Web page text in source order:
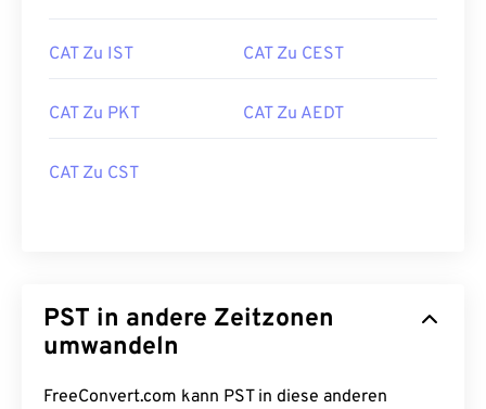
CAT Zu IST CAT Zu CEST
CAT Zu PKT CAT Zu AEDT
CAT Zu CST
PST in andere Zeitzonen
umwandeln
FreeConvert.com kann PST in diese anderen